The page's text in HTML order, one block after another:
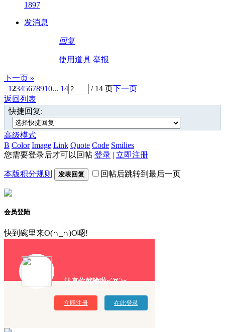
1897
发消息
回复
使用道具 举报
下一页 »
12345678910... 14 / 14 页下一页
返回列表
快捷回复:
高级模式
B Color Image Link Quote Code Smilies
您需要登录后才可以回帖 登录 | 立即注册
本版积分规则 发表回复 回帖后跳转到最后一页
会员登陆
快到碗里来O(∩_∩)O嗯!
认真你就输啦σ`∀´)σ
立即注册 在此登录